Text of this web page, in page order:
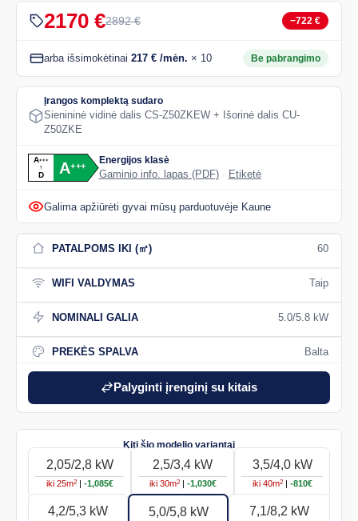
2170 €2892 € −722 €
arba išsimokėtinai 217 € /mėn. × 10 Be pabrangimo
Įrangos komplektą sudaro
Sienininė vidinė dalis CS-Z50ZKEW + Išorinė dalis CU-
Z50ZKE
A+++
↑
D A+++
Energijos klasė
Gaminio info. lapas (PDF)· Etiketė
Galima apžiūrėti gyvai mūsų parduotuvėje Kaune
PATALPOMS IKI (㎡) 60
WIFI VALDYMAS Taip
NOMINALI GALIA 5.0/5.8 kW
PREKĖS SPALVA Balta
Palyginti įrenginį su kitais
2,05/2,8 kW
iki 25m2 | -1,085€
2,5/3,4 kW
iki 30m2 | -1,030€
3,5/4,0 kW
iki 40m2 | -810€
4,2/5,3 kW 5,0/5,8 kW 7,1/8,2 kW